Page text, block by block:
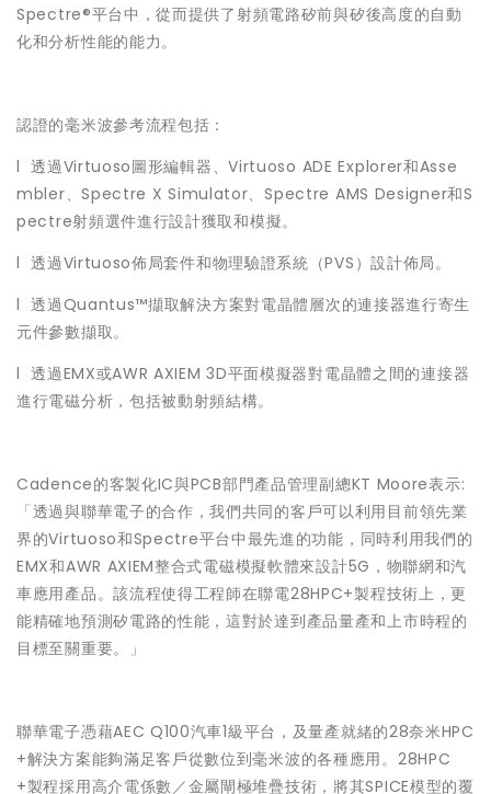
Spectre®平台中，從而提供了射頻電路矽前與矽後高度的自動
化和分析性能的能力。
認證的毫米波參考流程包括：
l 透過Virtuoso圖形編輯器、Virtuoso ADE Explorer和Asse
mbler、Spectre X Simulator、Spectre AMS Designer和S
pectre射頻選件進行設計獲取和模擬。
l 透過Virtuoso佈局套件和物理驗證系統（PVS）設計佈局。
l 透過Quantus™擷取解決方案對電晶體層次的連接器進行寄生
元件參數擷取。
l 透過EMX或AWR AXIEM 3D平面模擬器對電晶體之間的連接器
進行電磁分析，包括被動射頻結構。
Cadence的客製化IC與PCB部門產品管理副總KT Moore表示:
「透過與聯華電子的合作，我們共同的客戶可以利用目前領先業
界的Virtuoso和Spectre平台中最先進的功能，同時利用我們的
EMX和AWR AXIEM整合式電磁模擬軟體來設計5G，物聯網和汽
車應用產品。該流程使得工程師在聯電28HPC+製程技術上，更
能精確地預測矽電路的性能，這對於達到產品量產和上市時程的
目標至關重要。」
聯華電子憑藉AEC Q100汽車1級平台，及量產就緒的28奈米HPC
+解決方案能夠滿足客戶從數位到毫米波的各種應用。28HPC
+製程採用高介電係數／金屬閘極堆疊技術，將其SPICE模型的覆